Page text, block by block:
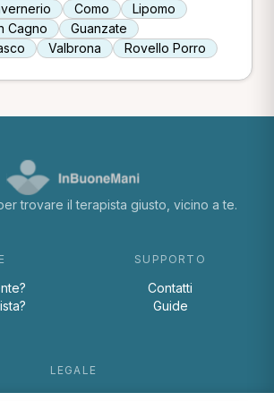
Como
Lipomo
Cagno
Guanzate
Valbrona Rovello Porro
trovare il terapista giusto, vicino a te.
SUPPORTO
Contatti
Guide
LEGALE